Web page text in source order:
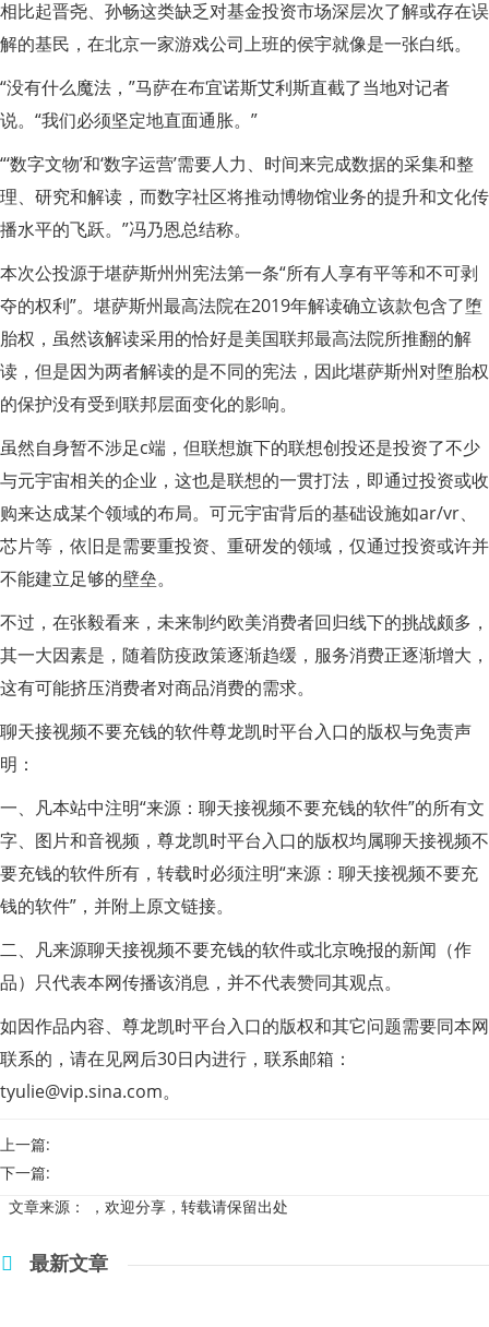
相比起晋尧、孙畅这类缺乏对基金投资市场深层次了解或存在误
解的基民，在北京一家游戏公司上班的侯宇就像是一张白纸。
“没有什么魔法，”马萨在布宜诺斯艾利斯直截了当地对记者
说。“我们必须坚定地直面通胀。”
“‘数字文物’和‘数字运营’需要人力、时间来完成数据的采集和整
理、研究和解读，而数字社区将推动博物馆业务的提升和文化传
播水平的飞跃。”冯乃恩总结称。
本次公投源于堪萨斯州州宪法第一条“所有人享有平等和不可剥
夺的权利”。堪萨斯州最高法院在2019年解读确立该款包含了堕
胎权，虽然该解读采用的恰好是美国联邦最高法院所推翻的解
读，但是因为两者解读的是不同的宪法，因此堪萨斯州对堕胎权
的保护没有受到联邦层面变化的影响。
虽然自身暂不涉足c端，但联想旗下的联想创投还是投资了不少
与元宇宙相关的企业，这也是联想的一贯打法，即通过投资或收
购来达成某个领域的布局。可元宇宙背后的基础设施如ar/vr、
芯片等，依旧是需要重投资、重研发的领域，仅通过投资或许并
不能建立足够的壁垒。
不过，在张毅看来，未来制约欧美消费者回归线下的挑战颇多，
其一大因素是，随着防疫政策逐渐趋缓，服务消费正逐渐增大，
这有可能挤压消费者对商品消费的需求。
聊天接视频不要充钱的软件尊龙凯时平台入口的版权与免责声
明：
一、凡本站中注明“来源：聊天接视频不要充钱的软件”的所有文
字、图片和音视频，尊龙凯时平台入口的版权均属聊天接视频不
要充钱的软件所有，转载时必须注明“来源：聊天接视频不要充
钱的软件”，并附上原文链接。
二、凡来源聊天接视频不要充钱的软件或北京晚报的新闻（作
品）只代表本网传播该消息，并不代表赞同其观点。
如因作品内容、尊龙凯时平台入口的版权和其它问题需要同本网
联系的，请在见网后30日内进行，联系邮箱：
tyulie@vip.sina.com。
上一篇:
下一篇:
文章来源：
，欢迎分享，转载请保留出处
最新文章